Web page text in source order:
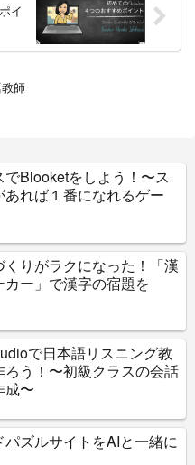
イ
師
でBlooketをしよう！〜ス
あれば１番になれるゲー
りがラクになった！「漢
ー」で漢字の宿題を
で日本語リスニング教
う！〜初級クラスの会話
成〜
パズルサイトをAIと一緒に